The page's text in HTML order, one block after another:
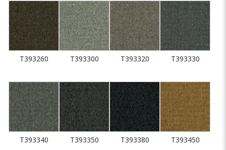
T393260 T393300 T393320 T393330
T393340 T393350 T393380 T393450